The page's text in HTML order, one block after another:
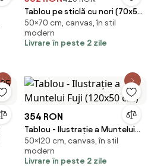
Tablou pe sticlă cu nori (70x50
cm)
50×70 cm, canvas, în stil
modern
Livrare în peste 2 zile
354 RON
Tablou - Ilustrație a Muntelui
Fuji (120x50 cm)
50×120 cm, canvas, în stil
modern
Livrare în peste 2 zile